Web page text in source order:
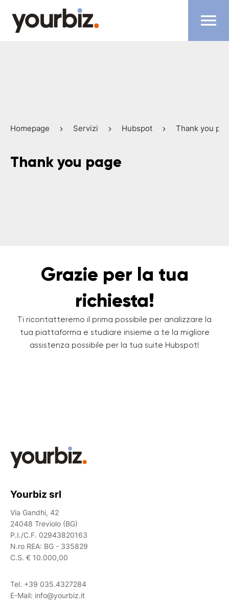
Homepage Servizi Hubspot Thank you
Thank you page
Grazie per la tua
richiesta!
Ti ricontatteremo il prima possibile per analizzare la
tua piattaforma e studiare insieme a te la migliore
assistenza possibile per la tua suite Hubspot!
Yourbiz srl
Via Gandhi, 42
24048 Treviolo (BG)
P.I./C.F. 02943820163
N.ro REA: BG - 335829
C.S. € 10.000,00
Tel. +39 035.4327284
E-Mail: info@yourbiz.it